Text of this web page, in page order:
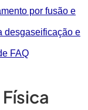
por fusão e
desgaseificação e
FAQ